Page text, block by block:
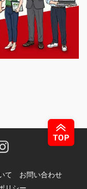
て
お問い合わせ